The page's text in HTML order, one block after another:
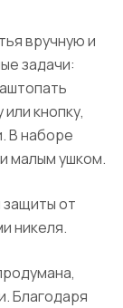
вручную и
задачи:
кнопку,
В наборе
малым ушком.
защиты от
никеля.
Благодаря